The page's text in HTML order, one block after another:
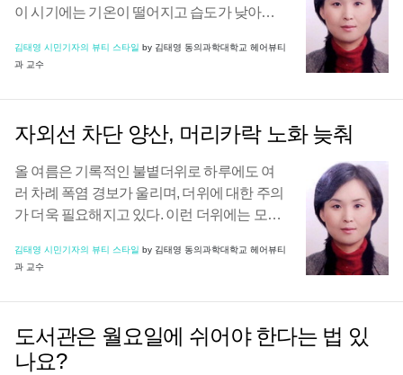
이 시기에는 기온이 떨어지고 습도가 낮아지
강한 자외선과 바닷물의 염분으로 손상된 모
을 보호해야 ...
김태영 시민기자의 뷰티 스타일 by 김태영 동의과학대학교 헤어뷰티
과 교수
자외선 차단 양산, 머리카락 노화 늦춰
올 여름은 기록적인 불볕더위로 하루에도 여
러 차례 폭염 경보가 울리며, 더위에 대한 주의
가 더욱 필요해지고 있다. 이런 더위에는 모발
름철 강하게 내리쬐는 자외선은 모발과 두피
다. 아 ...
김태영 시민기자의 뷰티 스타일 by 김태영 동의과학대학교 헤어뷰티
과 교수
도서관은 월요일에 쉬어야 한다는 법 있
나요?